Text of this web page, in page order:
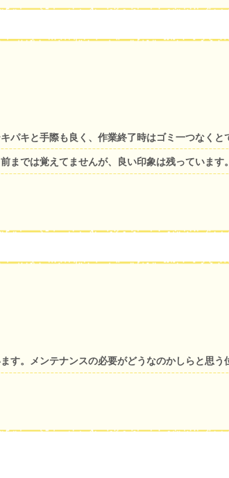
パキと手際も良く、作業終了時はゴミ一つなく
までは覚えてませんが、良い印象は残っています。
す。メンテナンスの必要がどうなのかしらと思う